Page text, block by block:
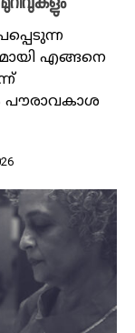
എങ്ങനെ
പൗരാവകാശ